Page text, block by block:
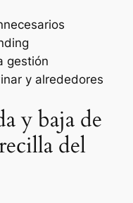
gestión
y alrededores
y baja de
del